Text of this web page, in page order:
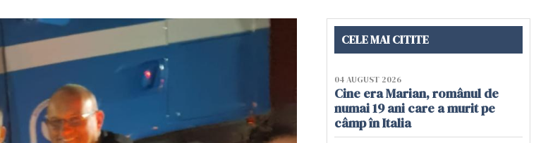
CELE MAI CITITE
04 AUGUST 2026
Cine era Marian, românul de
numai 19 ani care a murit pe
câmp în Italia